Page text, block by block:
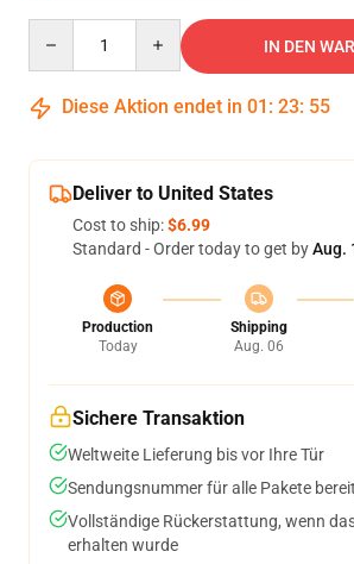
IN DEN
Diese Aktion endet in 01 : 23: 54
Deliver to United States
Cost to ship:$6.99
Standard - Order today to get byAug.
Production
Today
Shipping
Aug. 06
Sichere Transaktion
Weltweite Lieferung bis vor Ihre Tür
Sendungsnummer für alle Pakete
Vollständige Rückerstattung, wenn
erhalten wurde